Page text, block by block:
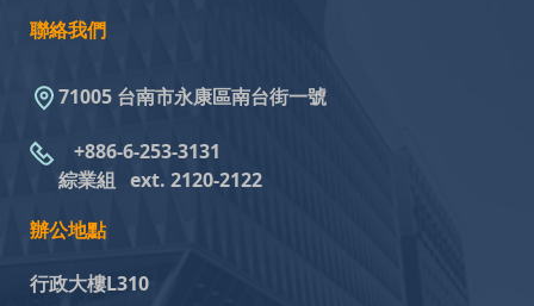
聯絡我們
71005 台南市永康區南台街一號
+886-6-253-3131
綜業組 ext. 2120-2122
辦公地點
行政大樓L310